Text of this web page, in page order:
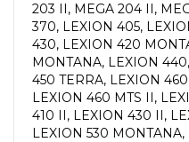
203 II, MEGA 204 II,
370, LEXION 405,
430, LEXION 420
MONTANA, LEXION
450 TERRA, LEXION
LEXION 460 MTS II,
410 II, LEXION 430 II,
LEXION 530